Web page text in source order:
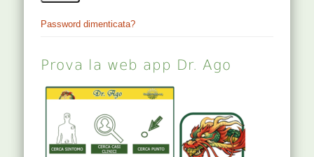
Password dimenticata?
Prova la web app Dr. Ago